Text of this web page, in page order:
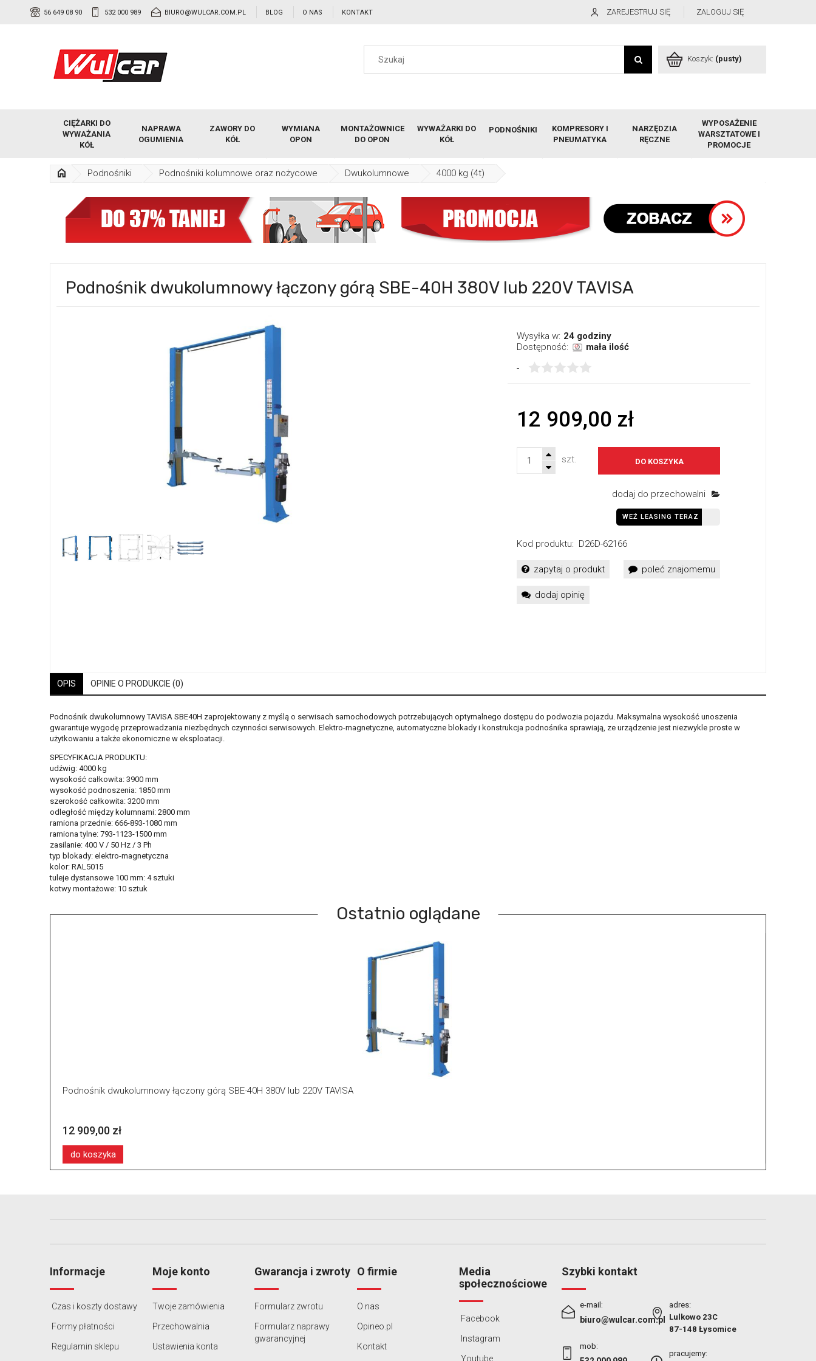
56 649 08 90 532 000 989 BIURO@WULCAR.COM.PL BLOG O NAS KONTAKT ZAREJESTRUJ SIĘ ZALOGUJ SIĘ
Koszyk: (pusty)
CIĘŻARKI DO
WYWAŻANIA
KÓŁ
NAPRAWA
OGUMIENIA
ZAWORY DO
KÓŁ
WYMIANA
OPON
MONTAŻOWNICE
DO OPON
WYWAŻARKI DO
KÓŁ
PODNOŚNIKI
KOMPRESORY I
PNEUMATYKA
NARZĘDZIA
RĘCZNE
WYPOSAŻENIE
WARSZTATOWE I
PROMOCJE
Podnośniki Podnośniki kolumnowe oraz nożycowe Dwukolumnowe
4000 kg (4t)
Podnośnik dwukolumnowy łączony górą SBE-40H 380V lub 220V TAVISA
Wysyłka w: 24 godziny
Dostępność:
mała ilość
-
12 909,00 zł
szt. DO KOSZYKA
dodaj do przechowalni
WEŹ LEASING TERAZ
Kod produktu: D26D-62166
zapytaj o produkt poleć znajomemu
dodaj opinię
OPIS OPINIE O PRODUKCIE (0)
Podnośnik dwukolumnowy TAVISA SBE40H zaprojektowany z myślą o serwisach samochodowych potrzebujących optymalnego dostępu do podwozia pojazdu. Maksymalna wysokość unoszenia
gwarantuje wygodę przeprowadzania niezbędnych czynności serwisowych. Elektro-magnetyczne, automatyczne blokady i konstrukcja podnośnika sprawiają, ze urządzenie jest niezwykle proste w
użytkowaniu a także ekonomiczne w eksploatacji.
SPECYFIKACJA PRODUKTU:
udźwig: 4000 kg
wysokość całkowita: 3900 mm
wysokość podnoszenia: 1850 mm
szerokość całkowita: 3200 mm
odległość między kolumnami: 2800 mm
ramiona przednie: 666-893-1080 mm
ramiona tylne: 793-1123-1500 mm
zasilanie: 400 V / 50 Hz / 3 Ph
typ blokady: elektro-magnetyczna
kolor: RAL5015
tuleje dystansowe 100 mm: 4 sztuki
kotwy montażowe: 10 sztuk
Ostatnio oglądane
Podnośnik dwukolumnowy łączony górą SBE-40H 380V lub 220V TAVISA
12 909,00 zł
do koszyka
Informacje
Czas i koszty dostawy
Formy płatności
Regulamin sklepu
Moje konto
Twoje zamówienia
Przechowalnia
Ustawienia konta
Gwarancja i zwroty
Formularz zwrotu
Formularz naprawy
gwarancyjnej
O firmie
O nas
Opineo.pl
Kontakt
Media
społecznościowe
Facebook
Instagram
Youtube
Szybki kontakt
e-mail:
biuro@wulcar.com.pl
mob:
adres:
Lulkowo 23C
87-148 Łysomice
pracujemy: